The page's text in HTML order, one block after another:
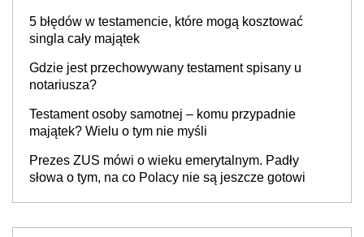
obdarowanego
5 błędów w testamencie, które mogą kosztować
singla cały majątek
Gdzie jest przechowywany testament spisany u
notariusza?
Testament osoby samotnej – komu przypadnie
majątek? Wielu o tym nie myśli
Prezes ZUS mówi o wieku emerytalnym. Padły
słowa o tym, na co Polacy nie są jeszcze gotowi